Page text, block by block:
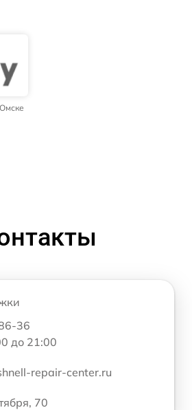
36
до 21:00
repair-center.ru
70